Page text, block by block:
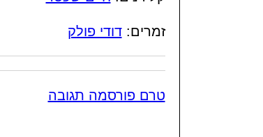
זמרים:דודי פולק
טרם פורסמה תגובה